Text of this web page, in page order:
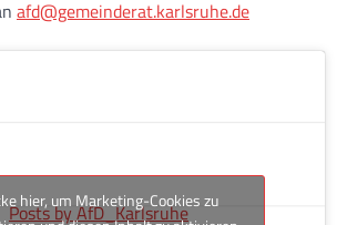
afd@gemeinderat.karlsruhe.de
Posts by AfD_Karlsruhe
hier, um Marketing-Cookies zu